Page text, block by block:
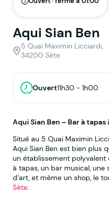
Aqui Sian Ben
5 Quai Maximin Licciardi,
34200 Sète
Ouvert11h30 - 1h00
Aqui Sian Ben – Bar à tapas
Situé au 5 Quai Maximin
Aqui Sian Ben est bien plus
un établissement
à tapas, un bar musical,
d’art, et même un shop, le
Sète.